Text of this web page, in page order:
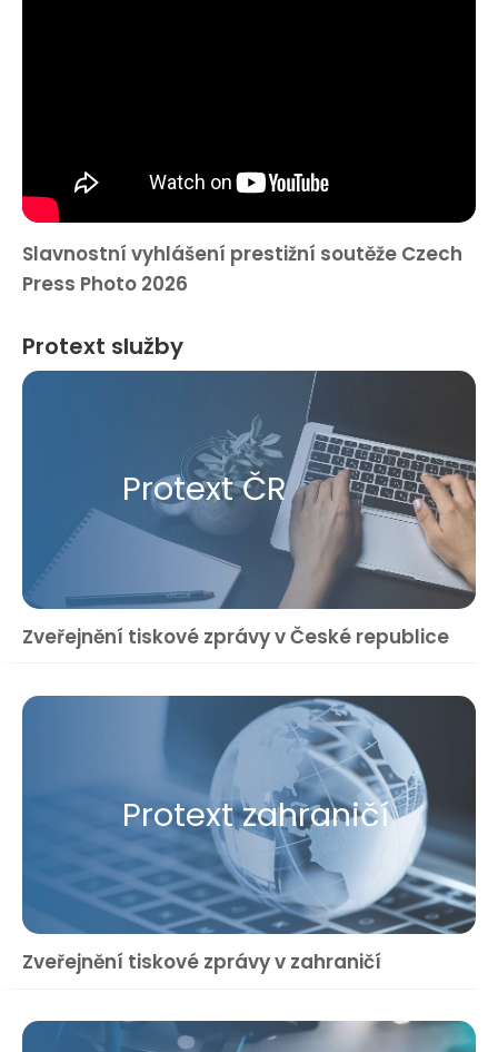
Slavnostní vyhlášení prestižní soutěže Czech
Press Photo 2026
Protext služby
Protext ČR
Zveřejnění tiskové zprávy v České republice
Protext zahraničí
Zveřejnění tiskové zprávy v zahraničí